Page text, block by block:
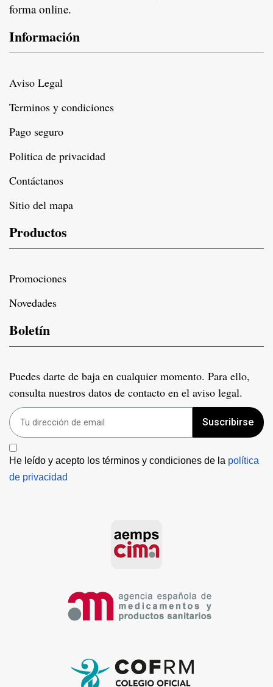
forma online.
Información
Aviso Legal
Terminos y condiciones
Pago seguro
Politica de privacidad
Contáctanos
Sitio del mapa
Productos
Promociones
Novedades
Boletín
Puedes darte de baja en cualquier momento. Para ello,
consulta nuestros datos de contacto en el aviso legal.
Suscribirse
He leído y acepto los términos y condiciones de la política
de privacidad